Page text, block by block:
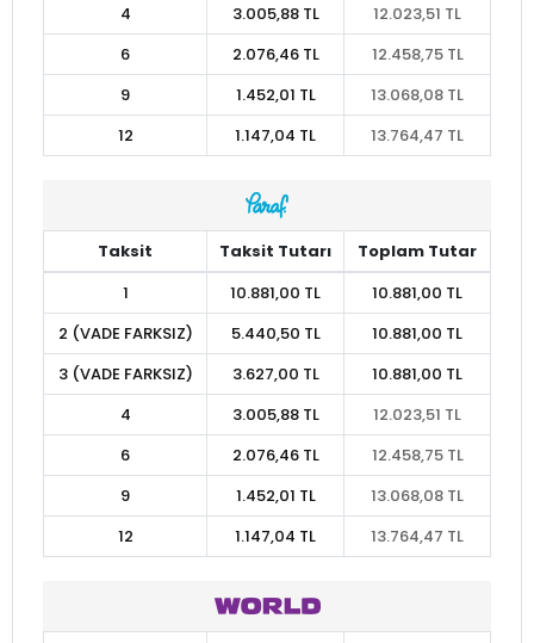
4
3.005,88 TL
12.023,51 TL
6
2.076,46 TL
12.458,75 TL
9
1.452,01 TL
13.068,08 TL
12
1.147,04 TL 13.764,47 TL
Taksit Taksit Tutarı
Toplam Tutar
1
10.881,00 TL
10.881,00 TL
2 (VADE FARKSIZ)
5.440,50 TL
10.881,00 TL
3 (VADE FARKSIZ)
3.627,00 TL
10.881,00 TL
4
3.005,88 TL
12.023,51 TL
6
2.076,46 TL
12.458,75 TL
9
1.452,01 TL
13.068,08 TL
12
1.147,04 TL 13.764,47 TL